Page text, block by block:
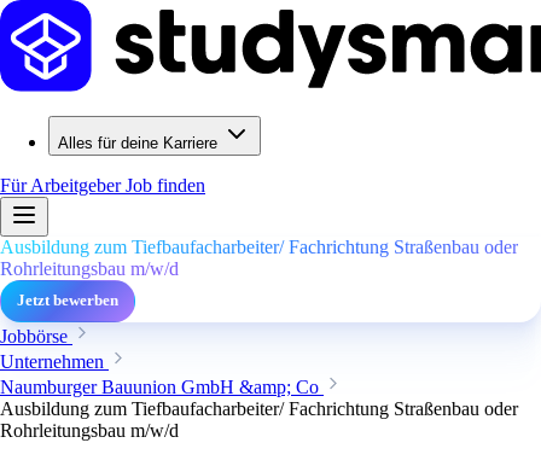
Alles für deine Karriere
Für ArbeitgeberJob finden
Ausbildung zum Tiefbaufacharbeiter/ Fachrichtung Straßenbau oder
Rohrleitungsbau m/w/d
Jetzt bewerben
Jobbörse
Unternehmen
Naumburger Bauunion GmbH &amp; Co
Ausbildung zum Tiefbaufacharbeiter/ Fachrichtung Straßenbau oder
Rohrleitungsbau m/w/d